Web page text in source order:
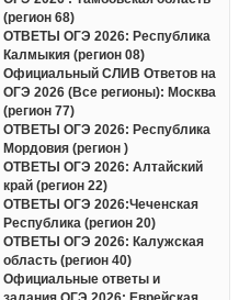
(регион 68)
ОТВЕТЫ ОГЭ 2026: Республика
Калмыкия (регион 08)
Официальный СЛИВ Ответов на
ОГЭ 2026 (Все регионы): Москва
(регион 77)
ОТВЕТЫ ОГЭ 2026: Республика
Мордовия (регион )
ОТВЕТЫ ОГЭ 2026: Алтайский
край (регион 22)
ОТВЕТЫ ОГЭ 2026:Чеченская
Республика (регион 20)
ОТВЕТЫ ОГЭ 2026: Калужская
область (регион 40)
Официальные ответы и